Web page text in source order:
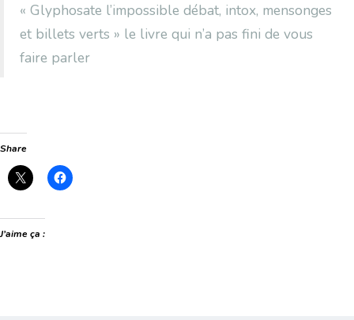
« Glyphosate l’impossible débat, intox, mensonges
et billets verts » le livre qui n’a pas fini de vous
faire parler
Share
J’aime ça :